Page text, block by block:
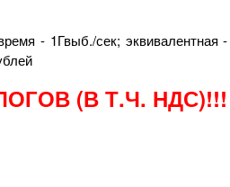
- 1Гвыб./сек; эквивалентная
(В Т.Ч. НДС)!!!